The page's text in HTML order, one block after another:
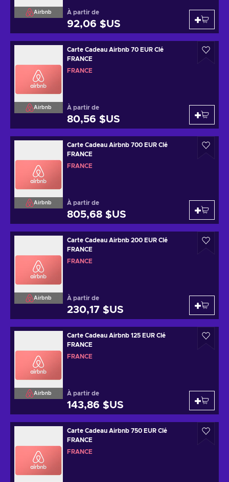
Airbnb À partir de
92,06 $US
Airbnb
Carte Cadeau Airbnb 70 EUR Clé
FRANCE
FRANCE
À partir de
80,56 $US
Airbnb
Carte Cadeau Airbnb 700 EUR Clé
FRANCE
FRANCE
À partir de
805,68 $US
Airbnb
Carte Cadeau Airbnb 200 EUR Clé
FRANCE
FRANCE
À partir de
230,17 $US
Airbnb
Carte Cadeau Airbnb 125 EUR Clé
FRANCE
FRANCE
À partir de
143,86 $US
Carte Cadeau Airbnb 750 EUR Clé
FRANCE
FRANCE